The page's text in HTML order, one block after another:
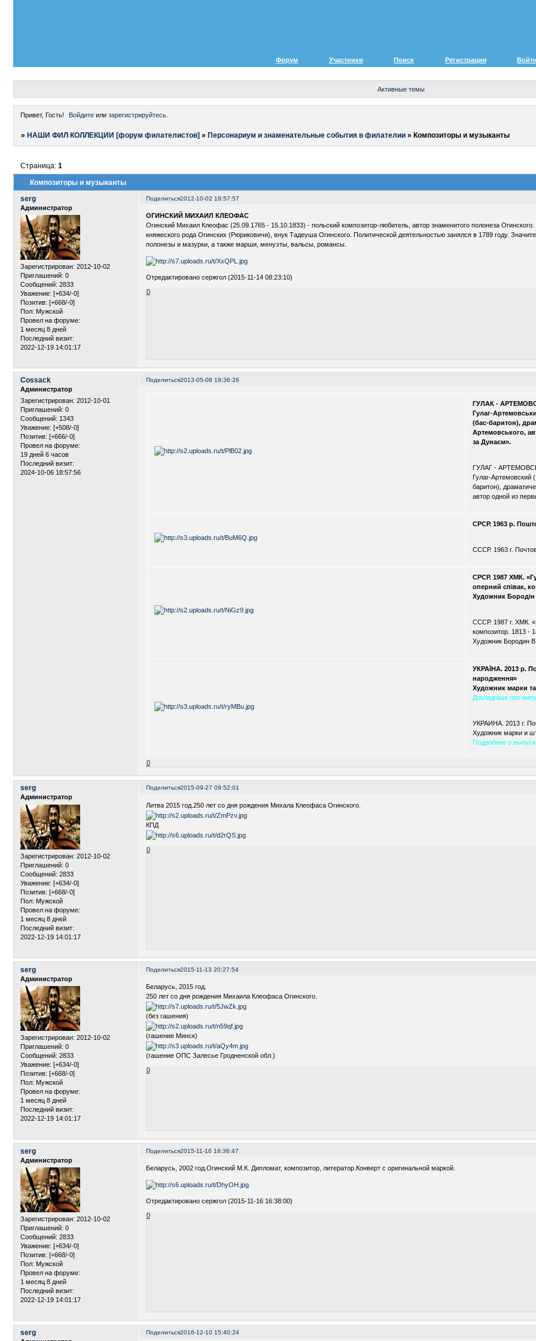
Форум Участники Поиск Регистрация
Активные темы
Привет, Гость! Войдите или зарегистрируйтесь
» НАШИ ФИЛ КОЛЛЕКЦИИ [форум филателистов] » Персонариум и знаменательные события в филателии » Композиторы и музыканты
Композиторы и музыканты
Страница: 1
Поделиться2012-10-02 18:57:57
serg
Администратор
Зарегистрирован: 2012-10-02
Приглашений: 0
Сообщений: 2833
Уважение: [+634/-0]
Позитив: [+668/-0]
Пол: Мужской
Провел на форуме:
1 месяц 8 дней
Последний визит:
2022-12-19 14:01:17
ОГИНСКИЙ МИХАИЛ КЛЕОФАС
Огинский Михаил Клеофас (25.09.1765 - 15.10.1833) - польский композитор-любитель, автор знаменитого полонеза
княжеского рода Огинских (Рюриковичи), внук Тадеуша Огинского. Политической деятельностью занялся в 1789 году.
полонезы и мазурки, а также марши, менуэты, вальсы, романсы.
Отредактировано сержгол (2015-11-14 08:23:10)
0
Поделиться2013-05-08 19:36:26
Cossack
Администратор
Зарегистрирован: 2012-10-01
Приглашений: 0
Сообщений: 1343
Уважение: [+508/-0]
Позитив: [+666/-0]
Провел на форуме:
19 дней 6 часов
Последний визит:
2024-10-06 18:57:56
ГУЛАК -
Гулаг-
(бас-баритон),
Артемовського,
за Дунаєм».
ГУЛАГ -
Гулаг-Артемовский
баритон),
автор одной из
СРСР. 1963 р.
СССР. 1963 г.
СРСР. 1987 ХМК.
оперний співак,
Художник Бородін
СССР. 1987 г. ХМК.
композитор. 1813 -
Художник Бородин
УКРАЇНА. 2013 р.
народження»
Художник марки
Докладніше про
УКРАИНА. 2013 г.
Художник марки и
Подробнее о
0
Поделиться2015-09-27 09:52:01
serg
Администратор
Зарегистрирован: 2012-10-02
Приглашений: 0
Сообщений: 2833
Уважение: [+634/-0]
Позитив: [+668/-0]
Пол: Мужской
Провел на форуме:
1 месяц 8 дней
Последний визит:
2022-12-19 14:01:17
Литва 2015 год.250 лет со дня рождения Михала Клеофаса Огинского.
КПД
0
Поделиться2015-11-13 20:27:54
serg
Администратор
Зарегистрирован: 2012-10-02
Приглашений: 0
Сообщений: 2833
Уважение: [+634/-0]
Позитив: [+668/-0]
Пол: Мужской
Провел на форуме:
1 месяц 8 дней
Последний визит:
2022-12-19 14:01:17
Беларусь, 2015 год.
250 лет со дня рождения Михаила Клеофаса Огинского.
(без гашения)
(гашение Минск)
(гашение ОПС Залесье Гродненской обл.)
0
Поделиться2015-11-16 16:36:47
serg
Администратор
Зарегистрирован: 2012-10-02
Приглашений: 0
Сообщений: 2833
Уважение: [+634/-0]
Позитив: [+668/-0]
Пол: Мужской
Провел на форуме:
1 месяц 8 дней
Последний визит:
2022-12-19 14:01:17
Беларусь, 2002 год.Огинский М.К. Дипломат, композитор, литератор.Конверт с оригинальной маркой.
Отредактировано сержгол (2015-11-16 16:38:00)
0
Поделиться2016-12-10 15:40:24
serg